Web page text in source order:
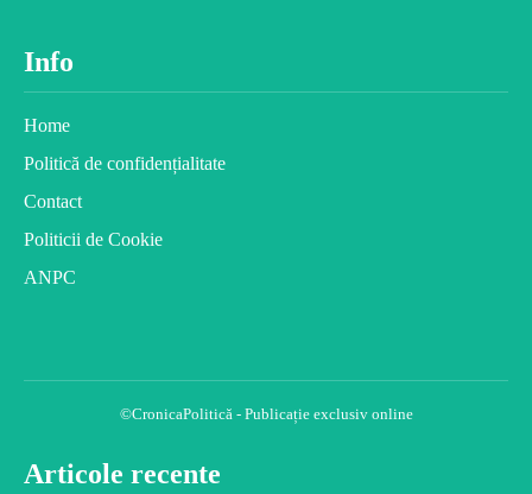
Info
Home
Politică de confidențialitate
Contact
Politicii de Cookie
ANPC
©CronicaPolitică - Publicație exclusiv online
Articole recente